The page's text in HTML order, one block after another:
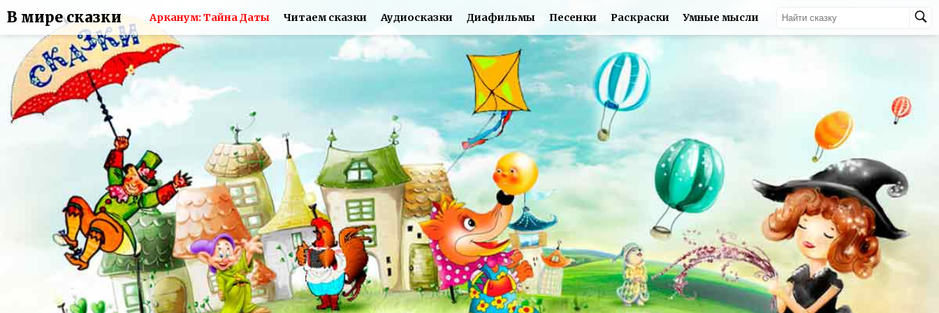
В мире сказки Арканум: Тайна Даты Читаем сказки Аудиосказки Диафильмы Песенки Раскраски Умные мысли